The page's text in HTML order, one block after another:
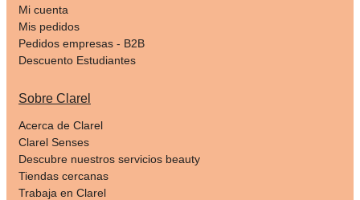
Mi cuenta
Mis pedidos
Pedidos empresas - B2B
Descuento Estudiantes
Sobre Clarel
Acerca de Clarel
Clarel Senses
Descubre nuestros servicios beauty
Tiendas cercanas
Trabaja en Clarel